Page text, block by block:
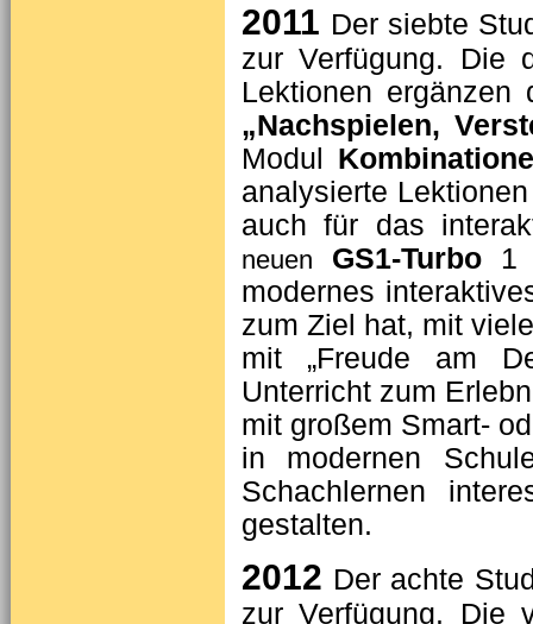
2011 Der siebte
zur Verfügung. Die
Lektionen ergänzen
„Nachspielen,
Modul
analysierte
auch für das
neuen GS1-Turbo1
modernes
zum Ziel hat, mit
mit „Freude am
Unterricht zum
mit großem Smart-
in modernen
Schachlernen
gestalten.
2012 Der achte
zur Verfügung. Die